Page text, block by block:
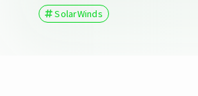
SolarWinds